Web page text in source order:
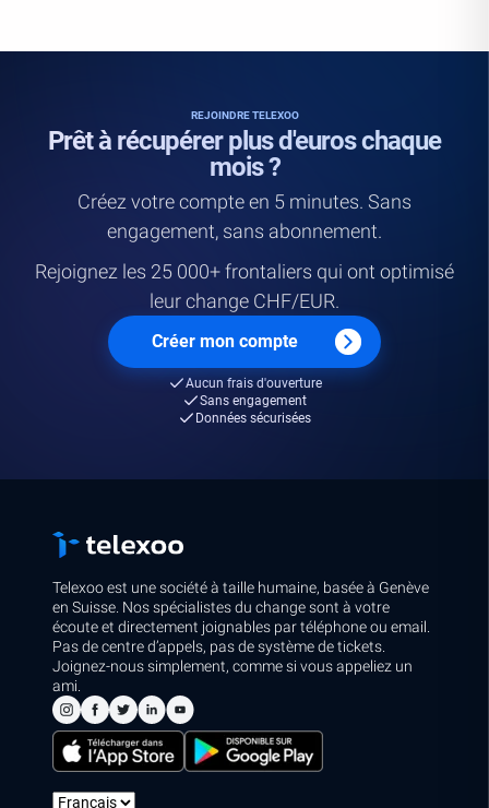
REJOINDRE TELEXOO
Prêt à récupérer plus d'euros chaque
mois ?
Créez votre compte en 5 minutes. Sans
engagement, sans abonnement.
Rejoignez les 25 000+ frontaliers qui ont optimisé
leur change CHF/EUR.
Créer mon compte
Aucun frais d'ouverture
Sans engagement
Données sécurisées
Telexoo est une société à taille humaine, basée à Genève
en Suisse. Nos spécialistes du change sont à votre
écoute et directement joignables par téléphone ou email.
Pas de centre d’appels, pas de système de tickets.
Joignez-nous simplement, comme si vous appeliez un
ami.